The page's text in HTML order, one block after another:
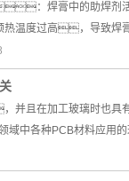
：焊膏中的助焊
热温度过高，导致焊
并且在加工玻璃时
域中各种PCB材料应用的